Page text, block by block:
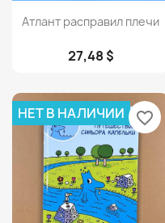
Просмотр
Атлант расправил плечи
27,48 $
НЕТ В НАЛИЧИИ favorite_border